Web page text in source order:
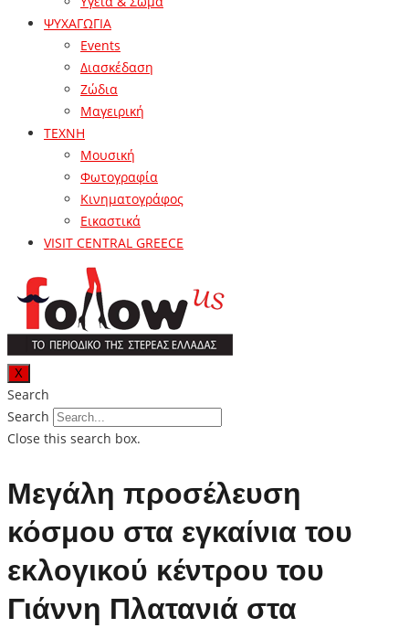
ΨΥΧΑΓΩΓΙΑ
Events
Διασκέδαση
Ζώδια
Μαγειρική
ΤΕΧΝΗ
Μουσική
Φωτογραφία
Κινηματογράφος
Εικαστικά
VISIT CENTRAL GREECE
X
Search
Search
Close this search box.
Μεγάλη προσέλευση
κόσμου στα εγκαίνια του
εκλογικού κέντρου του
Γιάννη Πλατανιά στα